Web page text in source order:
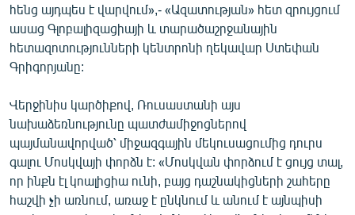
հենց այդպես է վարվում»,- «Ազատության» հետ զրույցում
ասաց Գլոբալիզացիայի և տարածաշրջանային
հետազոտությունների կենտրոնի ղեկավար Ստեփան
Գրիգորյանը:
Վերջինիս կարծիքով, Ռուսաստանի այս
նախաձեռնությունը պատժամիջոցներով
պայմանավորված՝ միջազգային մեկուսացումից դուրս
գալու Մոսկվայի փորձն է: «Մոսկվան փորձում է ցույց տալ,
որ ինքն էլ կոալիցիա ունի, բայց դաշնակիցների շահերը
հաշվի չի առնում, առաջ է ընկնում և անում է այնպիսի